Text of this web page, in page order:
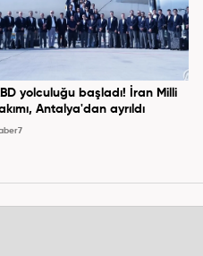
yolculuğu başladı! İran Milli
Antalya'dan ayrıldı